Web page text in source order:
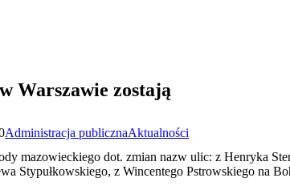
Warszawie zostają
Administracja publicznaAktualności
mazowieckiego dot. zmian nazw ulic: z Henryka
Stypułkowskiego, z Wincentego Pstrowskiego na